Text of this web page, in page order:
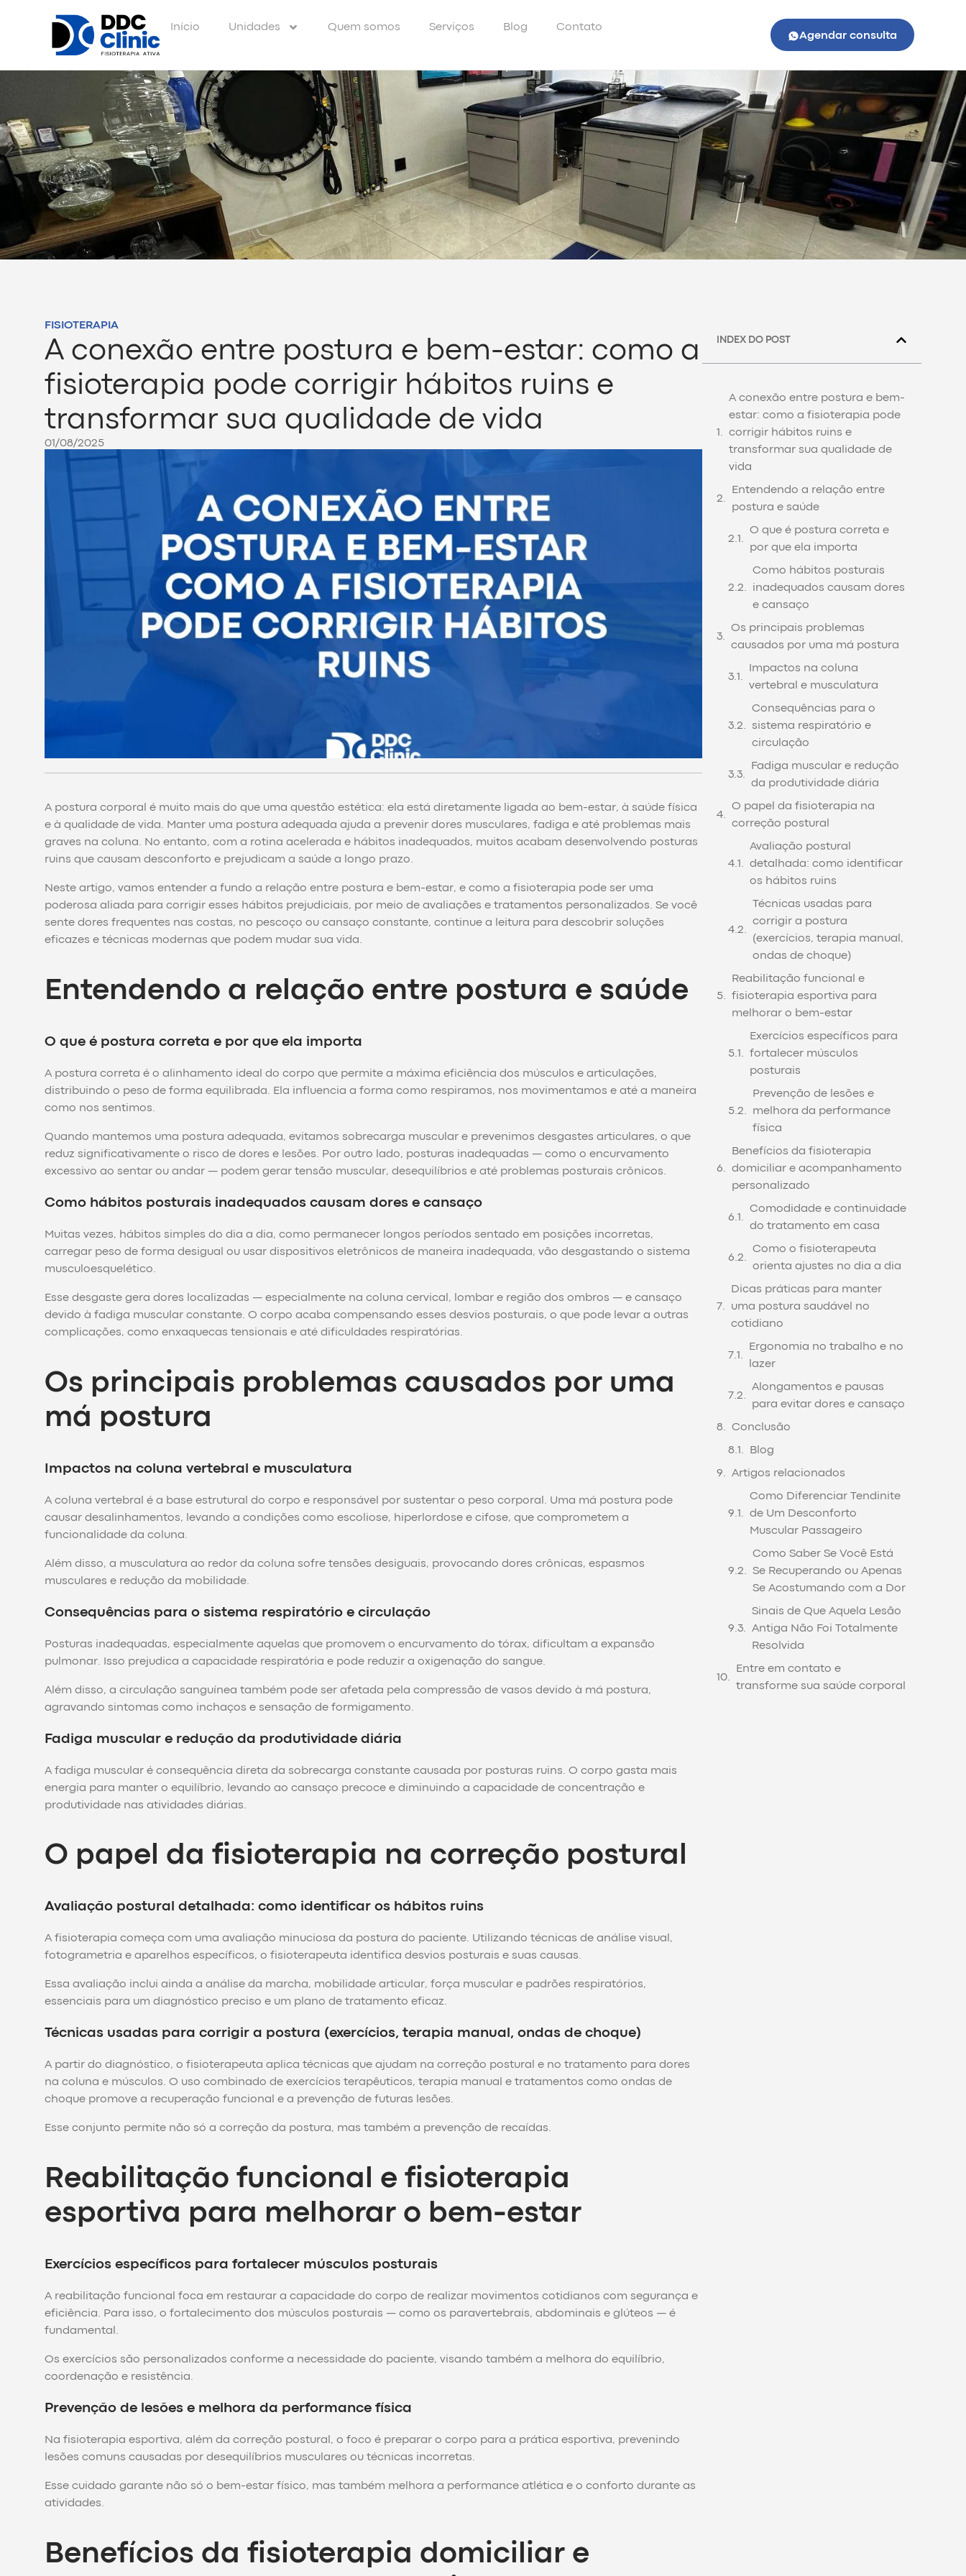
Início Unidades Quem somos Serviços Blog
Contato
Agendar consulta
FISIOTERAPIA
A conexão entre postura e bem-estar: como a
fisioterapia pode corrigir hábitos ruins e
transformar sua qualidade de vida
01/08/2025
A postura corporal é muito mais do que uma questão estética: ela está diretamente ligada ao bem-estar, à saúde física
e à qualidade de vida. Manter uma postura adequada ajuda a prevenir dores musculares, fadiga e até problemas mais
graves na coluna. No entanto, com a rotina acelerada e hábitos inadequados, muitos acabam desenvolvendo posturas
ruins que causam desconforto e prejudicam a saúde a longo prazo.
Neste artigo, vamos entender a fundo a relação entre postura e bem-estar, e como a fisioterapia pode ser uma
poderosa aliada para corrigir esses hábitos prejudiciais, por meio de avaliações e tratamentos personalizados. Se você
sente dores frequentes nas costas, no pescoço ou cansaço constante, continue a leitura para descobrir soluções
eficazes e técnicas modernas que podem mudar sua vida.
Entendendo a relação entre postura e saúde
O que é postura correta e por que ela importa
A postura correta é o alinhamento ideal do corpo que permite a máxima eficiência dos músculos e articulações,
distribuindo o peso de forma equilibrada. Ela influencia a forma como respiramos, nos movimentamos e até a maneira
como nos sentimos.
Quando mantemos uma postura adequada, evitamos sobrecarga muscular e prevenimos desgastes articulares, o que
reduz significativamente o risco de dores e lesões. Por outro lado, posturas inadequadas — como o encurvamento
excessivo ao sentar ou andar — podem gerar tensão muscular, desequilíbrios e até problemas posturais crônicos.
Como hábitos posturais inadequados causam dores e cansaço
Muitas vezes, hábitos simples do dia a dia, como permanecer longos períodos sentado em posições incorretas,
carregar peso de forma desigual ou usar dispositivos eletrônicos de maneira inadequada, vão desgastando o sistema
musculoesquelético.
Esse desgaste gera dores localizadas — especialmente na coluna cervical, lombar e região dos ombros — e cansaço
devido à fadiga muscular constante. O corpo acaba compensando esses desvios posturais, o que pode levar a outras
complicações, como enxaquecas tensionais e até dificuldades respiratórias.
Os principais problemas causados por uma
má postura
Impactos na coluna vertebral e musculatura
A coluna vertebral é a base estrutural do corpo e responsável por sustentar o peso corporal. Uma má postura pode
causar desalinhamentos, levando a condições como escoliose, hiperlordose e cifose, que comprometem a
funcionalidade da coluna.
Além disso, a musculatura ao redor da coluna sofre tensões desiguais, provocando dores crônicas, espasmos
musculares e redução da mobilidade.
Consequências para o sistema respiratório e circulação
Posturas inadequadas, especialmente aquelas que promovem o encurvamento do tórax, dificultam a expansão
pulmonar. Isso prejudica a capacidade respiratória e pode reduzir a oxigenação do sangue.
Além disso, a circulação sanguínea também pode ser afetada pela compressão de vasos devido à má postura,
agravando sintomas como inchaços e sensação de formigamento.
Fadiga muscular e redução da produtividade diária
A fadiga muscular é consequência direta da sobrecarga constante causada por posturas ruins. O corpo gasta mais
energia para manter o equilíbrio, levando ao cansaço precoce e diminuindo a capacidade de concentração e
produtividade nas atividades diárias.
O papel da fisioterapia na correção postural
Avaliação postural detalhada: como identificar os hábitos ruins
A fisioterapia começa com uma avaliação minuciosa da postura do paciente. Utilizando técnicas de análise visual,
fotogrametria e aparelhos específicos, o fisioterapeuta identifica desvios posturais e suas causas.
Essa avaliação inclui ainda a análise da marcha, mobilidade articular, força muscular e padrões respiratórios,
essenciais para um diagnóstico preciso e um plano de tratamento eficaz.
Técnicas usadas para corrigir a postura (exercícios, terapia manual, ondas de choque)
A partir do diagnóstico, o fisioterapeuta aplica técnicas que ajudam na correção postural e no tratamento para dores
na coluna e músculos. O uso combinado de exercícios terapêuticos, terapia manual e tratamentos como ondas de
choque promove a recuperação funcional e a prevenção de futuras lesões.
Esse conjunto permite não só a correção da postura, mas também a prevenção de recaídas.
Reabilitação funcional e fisioterapia
esportiva para melhorar o bem-estar
Exercícios específicos para fortalecer músculos posturais
A reabilitação funcional foca em restaurar a capacidade do corpo de realizar movimentos cotidianos com segurança e
eficiência. Para isso, o fortalecimento dos músculos posturais — como os paravertebrais, abdominais e glúteos — é
fundamental.
Os exercícios são personalizados conforme a necessidade do paciente, visando também a melhora do equilíbrio,
coordenação e resistência.
Prevenção de lesões e melhora da performance física
Na fisioterapia esportiva, além da correção postural, o foco é preparar o corpo para a prática esportiva, prevenindo
lesões comuns causadas por desequilíbrios musculares ou técnicas incorretas.
Esse cuidado garante não só o bem-estar físico, mas também melhora a performance atlética e o conforto durante as
atividades.
Benefícios da fisioterapia domiciliar e
INDEX DO POST
A conexão entre postura e bem-
estar: como a fisioterapia pode
corrigir hábitos ruins e
transformar sua qualidade de
vida
Entendendo a relação entre
postura e saúde
O que é postura correta e
por que ela importa
Como hábitos posturais
inadequados causam dores
e cansaço
Os principais problemas
causados por uma má postura
Impactos na coluna
vertebral e musculatura
Consequências para o
sistema respiratório e
circulação
Fadiga muscular e redução
da produtividade diária
O papel da fisioterapia na
correção postural
Avaliação postural
detalhada: como identificar
os hábitos ruins
Técnicas usadas para
corrigir a postura
(exercícios, terapia manual,
ondas de choque)
Reabilitação funcional e
fisioterapia esportiva para
melhorar o bem-estar
Exercícios específicos para
fortalecer músculos
posturais
Prevenção de lesões e
melhora da performance
física
Benefícios da fisioterapia
domiciliar e acompanhamento
personalizado
Comodidade e continuidade
do tratamento em casa
Como o fisioterapeuta
orienta ajustes no dia a dia
Dicas práticas para manter
uma postura saudável no
cotidiano
Ergonomia no trabalho e no
lazer
Alongamentos e pausas
para evitar dores e cansaço
Conclusão
Blog
Artigos relacionados
Como Diferenciar Tendinite
de Um Desconforto
Muscular Passageiro
Como Saber Se Você Está
Se Recuperando ou Apenas
Se Acostumando com a Dor
Sinais de Que Aquela Lesão
Antiga Não Foi Totalmente
Resolvida
Entre em contato e
transforme sua saúde corporal